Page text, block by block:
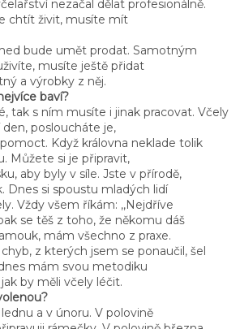
nezačal dělat profesionálně.
chtít živit, musíte mít
bude umět prodat. Samotným
musíte ještě přidat
a výrobky z něj.
baví?
tak s ním musíte i jinak pracovat. Včely
posloucháte je,
Když královna neklade tolik
Můžete si je připravit,
aby byly v síle. Jste v přírodě,
Dnes si spoustu mladých lidí
Vždy všem říkám: ,,Nejdříve
se těš z toho, že někomu dáš
mám všechno z praxe.
z kterých jsem se ponaučil, šel
mám svou metodiku
by měli včely léčit.
a v únoru. V polovině